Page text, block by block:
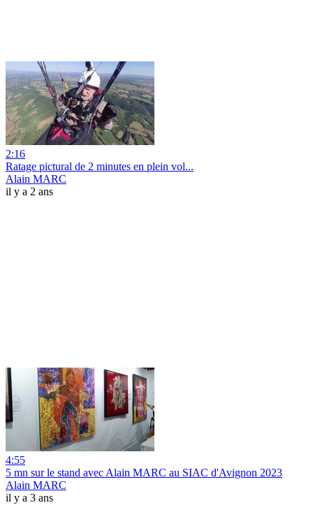
2:16
Ratage pictural de 2 minutes en plein vol...
Alain MARC
il y a 2 ans
4:55
5 mn sur le stand avec Alain MARC au SIAC d'Avignon 2023
Alain MARC
il y a 3 ans